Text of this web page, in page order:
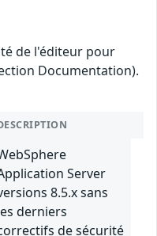
de l'éditeur pour
Documentation).
Server
8.5.x sans
derniers
de sécurité